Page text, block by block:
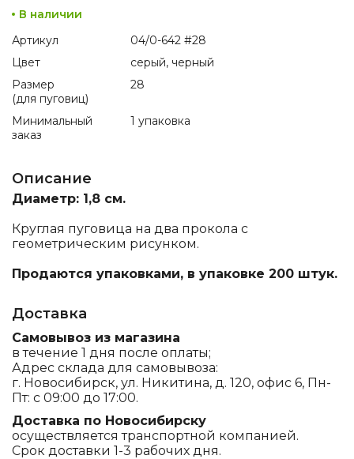
В наличии
Артикул
04/0-642 #28
Цвет
серый, черный
Размер
(для пуговиц)
28
Минимальный
заказ
1 упаковка
Описание
Диаметр: 1,8 см.
Круглая пуговица на два прокола с
геометрическим рисунком.
Продаются упаковками, в упаковке 200 штук.
Доставка
Самовывоз из магазина
в течение 1 дня после оплаты;
Адрес склада для самовывоза:
г. Новосибирск, ул. Никитина, д. 120, офис 6, Пн-
Пт: с 09:00 до 17:00.
Доставка по Новосибирску
осуществляется транспортной компанией.
Срок доставки 1-3 рабочих дня.